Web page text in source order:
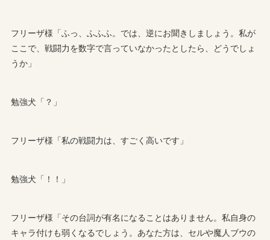
フリーザ様「ふっ、ふふふ。では、逆にお聞きしましょう。私が
ここで、戦闘力を数字で言っていなかったとしたら、どうでしょ
うか」
勉強犬「？」
フリーザ様「私の戦闘力は、すごく高いです」
勉強犬「！！」
フリーザ様「その台詞が有名になることはありません。私自身の
キャラ付けも弱くなるでしょう。あなた方は、セルや魔人ブウの